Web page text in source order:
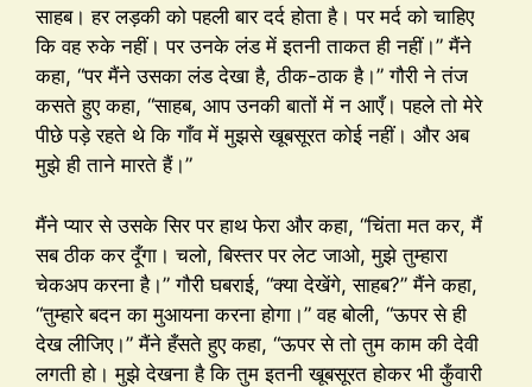
साहब। हर लड़की को पहली बार दर्द होता है। पर मर्द को चाहिए
कि वह रुके नहीं। पर उनके लंड में इतनी ताकत ही नहीं।” मैंने
कहा, “पर मैंने उसका लंड देखा है, ठीक-ठाक है।” गौरी ने तंज
कसते हुए कहा, “साहब, आप उनकी बातों में न आएँ। पहले तो मेरे
पीछे पड़े रहते थे कि गाँव में मुझसे खूबसूरत कोई नहीं। और अब
मुझे ही ताने मारते हैं।”
मैंने प्यार से उसके सिर पर हाथ फेरा और कहा, “चिंता मत कर, मैं
सब ठीक कर दूँगा। चलो, बिस्तर पर लेट जाओ, मुझे तुम्हारा
चेकअप करना है।” गौरी घबराई, “क्या देखेंगे, साहब?” मैंने कहा,
“तुम्हारे बदन का मुआयना करना होगा।” वह बोली, “ऊपर से ही
देख लीजिए।” मैंने हँसते हुए कहा, “ऊपर से तो तुम काम की देवी
लगती हो। मुझे देखना है कि तुम इतनी खूबसूरत होकर भी कुँवारी